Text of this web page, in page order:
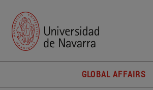
GLOBAL AFFAIRS